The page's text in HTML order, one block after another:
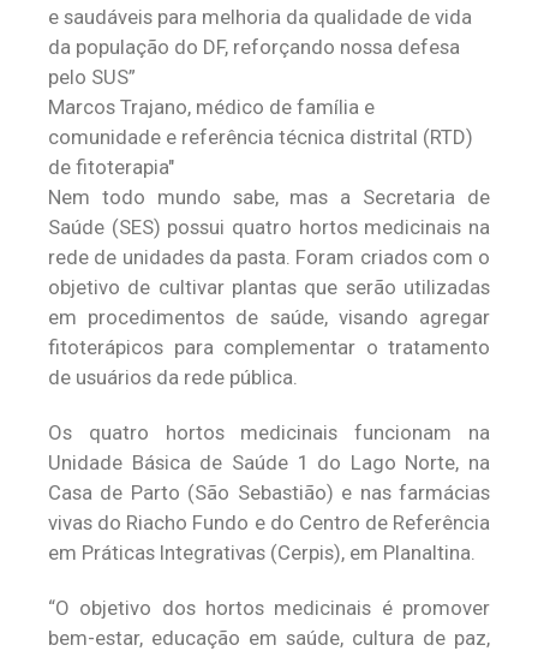
e saudáveis para melhoria da qualidade de vida
da população do DF, reforçando nossa defesa
pelo SUS”
Marcos Trajano, médico de família e
comunidade e referência técnica distrital (RTD)
de fitoterapia
Nem todo mundo sabe, mas a Secretaria de
Saúde (SES) possui quatro hortos medicinais na
rede de unidades da pasta. Foram criados com o
objetivo de cultivar plantas que serão utilizadas
em procedimentos de saúde, visando agregar
fitoterápicos para complementar o tratamento
de usuários da rede pública.
Os quatro hortos medicinais funcionam na
Unidade Básica de Saúde 1 do Lago Norte, na
Casa de Parto (São Sebastião) e nas farmácias
vivas do Riacho Fundo e do Centro de Referência
em Práticas Integrativas (Cerpis), em Planaltina.
“O objetivo dos hortos medicinais é promover
bem-estar, educação em saúde, cultura de paz,